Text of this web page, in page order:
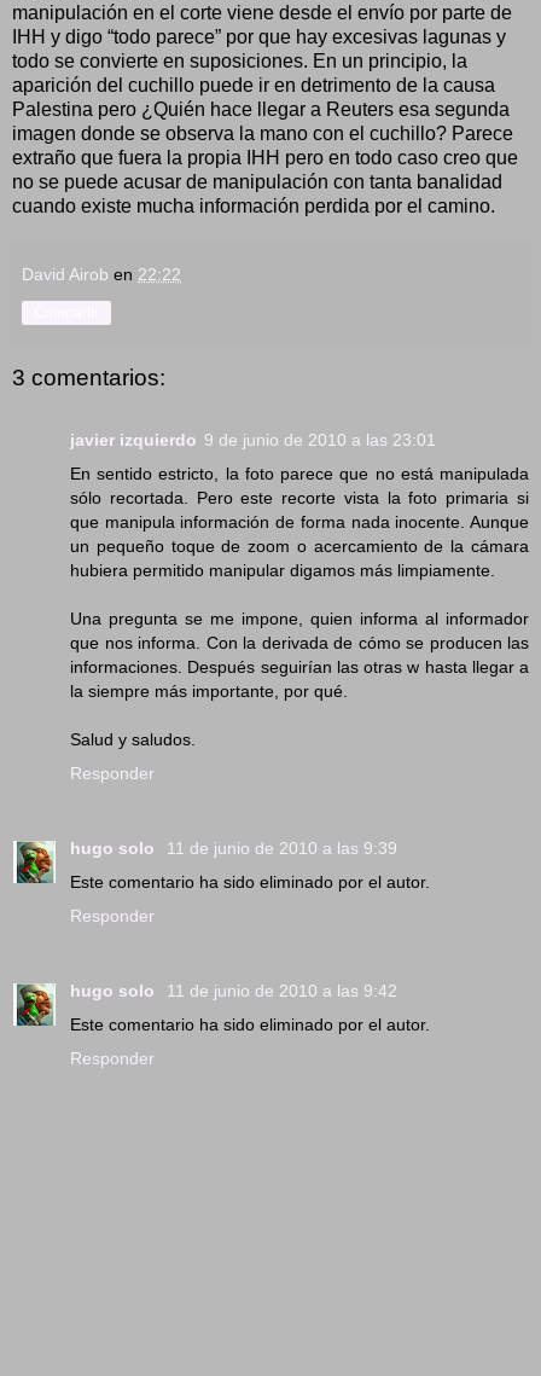
manipulación en el corte viene desde el envío por parte de
IHH y digo “todo parece” por que hay excesivas lagunas y
todo se convierte en suposiciones. En un principio, la
aparición del cuchillo puede ir en detrimento de la causa
Palestina pero ¿Quién hace llegar a Reuters esa segunda
imagen donde se observa la mano con el cuchillo? Parece
extraño que fuera la propia IHH pero en todo caso creo que
no se puede acusar de manipulación con tanta banalidad
cuando existe mucha información perdida por el camino.
David Airob en 22:22
3 comentarios:
javier izquierdo 9 de junio de 2010 a las 23:01
En sentido estricto, la foto parece que no está manipulada
sólo recortada. Pero este recorte vista la foto primaria si
que manipula información de forma nada inocente. Aunque
un pequeño toque de zoom o acercamiento de la cámara
hubiera permitido manipular digamos más limpiamente.
Una pregunta se me impone, quien informa al informador
que nos informa. Con la derivada de cómo se producen las
informaciones. Después seguirían las otras w hasta llegar a
la siempre más importante, por qué.
Salud y saludos.
Responder
hugo solo
11 de junio de 2010 a las 9:39
Este comentario ha sido eliminado por el autor.
Responder
hugo solo
11 de junio de 2010 a las 9:42
Este comentario ha sido eliminado por el autor.
Responder